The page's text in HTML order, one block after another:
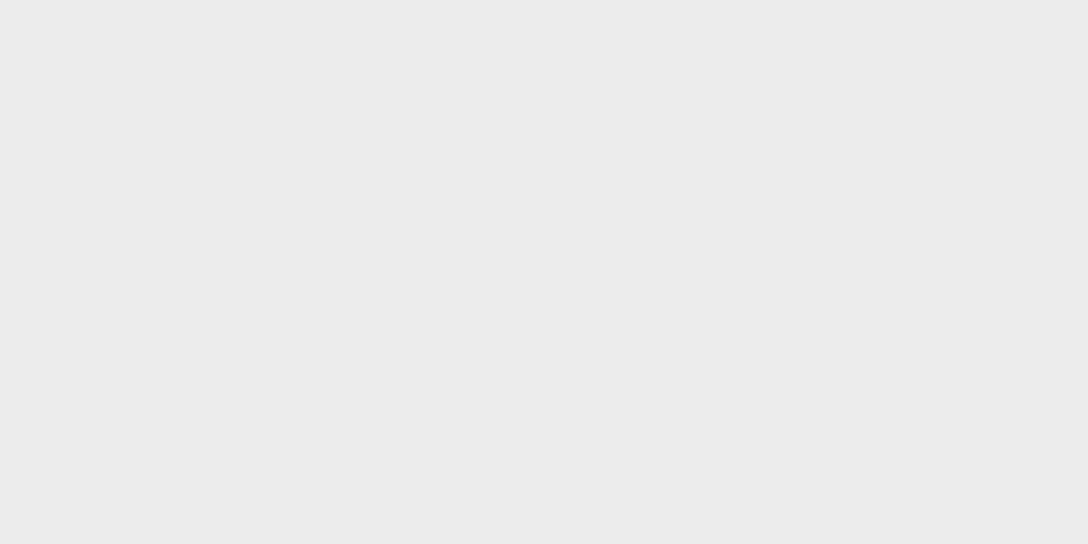
Polres Cilegon bersama
Cilegon dan unsur terkait